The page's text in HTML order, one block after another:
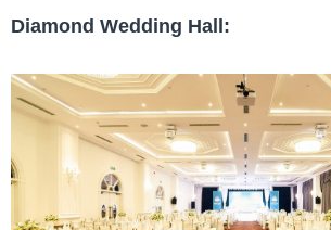
Diamond Wedding Hall: